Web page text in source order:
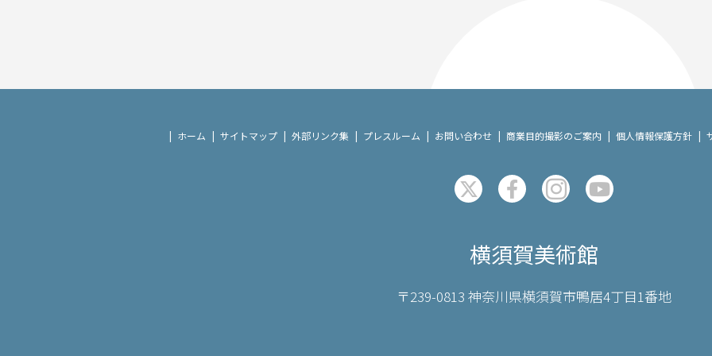
ホーム サイトマップ 外部リンク集 プレスルーム お問い合わせ 商業目的撮影のご案内 個人情報保護方針
横須賀美術館
〒239-0813 神奈川県横須賀市鴨居4丁目1番地